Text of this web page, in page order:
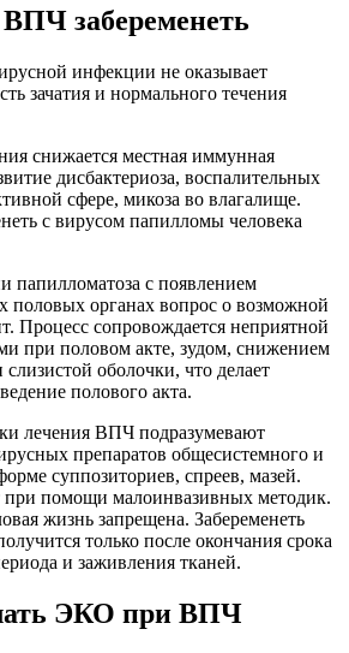
забеременеть
инфекции не оказывает
зачатия и нормального течения
снижается местная иммунная
дисбактериоза, воспалительных
сфере, микоза во влагалище.
с вирусом папилломы человека
папилломатоза с появлением
половых органах вопрос о возможной
Процесс сопровождается неприятной
при половом акте, зудом, снижением
оболочки, что делает
полового акта.
лечения ВПЧ подразумевают
препаратов общесистемного и
суппозиториев, спреев, мазей.
при помощи малоинвазивных методик.
жизнь запрещена. Забеременеть
только после окончания срока
и заживления тканей.
ЭКО при ВПЧ